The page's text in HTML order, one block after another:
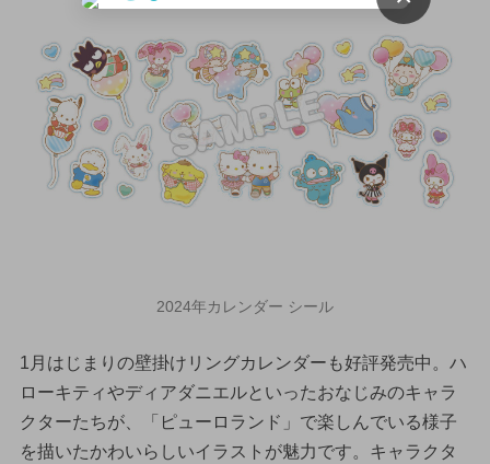
2024年カレンダー シール
1月はじまりの壁掛けリングカレンダーも好評発売中。ハ
ローキティやディアダニエルといったおなじみのキャラ
クターたちが、「ピューロランド」で楽しんでいる様子
を描いたかわいらしいイラストが魅力です。キャラクタ